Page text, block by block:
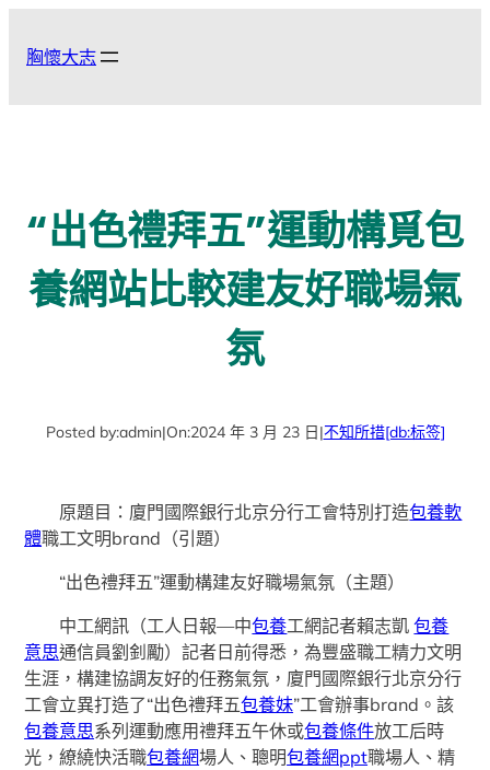
胸懷大志
“出色禮拜五”運動構覓包
養網站比較建友好職場氣
氛
Posted by:admin|On:2024 年 3 月 23 日|不知所措[db:标签]
原題目：廈門國際銀行北京分行工會特別打造包養軟
體職工文明brand（引題）
“出色禮拜五”運動構建友好職場氣氛（主題）
中工網訊（工人日報—中包養工網記者賴志凱包養
意思通信員劉釗勵）記者日前得悉，為豐盛職工精力文明
生涯，構建協調友好的任務氣氛，廈門國際銀行北京分行
工會立異打造了“出色禮拜五包養妹”工會辦事brand。該
包養意思系列運動應用禮拜五午休或包養條件放工后時
光，繚繞快活職包養網場人、聰明包養網ppt職場人、精